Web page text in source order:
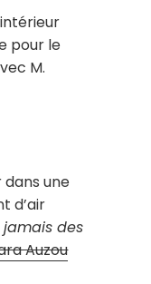
pour le
M.
dans une
d’air
des
Auzou